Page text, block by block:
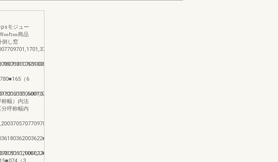
モジュー
㎜h㎜商品
倒し窓
（単
（1
（6
称幅）内法
呼称幅内
（1
（2
（2.4
（3